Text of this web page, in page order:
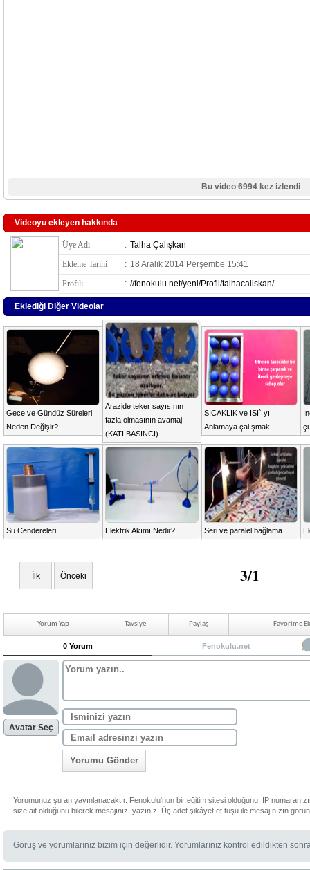
Bu video 6994 kez izlendi
Videoyu ekleyen hakkında
Üye Adı : Talha Çalışkan
Ekleme Tarihi
: 18 Aralık 2014 Perşembe 15:41
Profili
: //fenokulu.net/yeni/Profil/talhacaliskan/
Eklediği Diğer Videolar
Gece ve Gündüz Süreleri
Neden Değişir?
Arazide teker sayısının
fazla olmasının avantajı
(KATI BASINCI)
SICAKLIK ve ISI` yı
Anlamaya çalışmak
Su Cendereleri Elektrik Akımı Nedir? Seri ve paralel bağlama
İlk Önceki 3/1
Yorum Yap Tavsiye Paylaş Favorime
0 Yorum Fenokulu.net
Avatar Seç
Yorumu Gönder
Yorumunuz şu an yayınlanacaktır. Fenokulu'nun bir eğitim sitesi olduğunu, IP
size ait olduğunu bilerek mesajınızı yazınız. Üç adet şikâyet et tuşu ile mesajınızın
Görüş ve yorumlarınız bizim için değerlidir. Yorumlarınız kontrol edildikten